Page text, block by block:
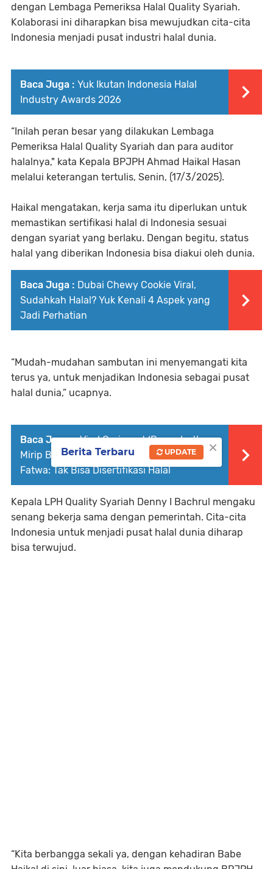
dengan Lembaga Pemeriksa Halal Quality Syariah.
Kolaborasi ini diharapkan bisa mewujudkan cita-cita
Indonesia menjadi pusat industri halal dunia.
Baca Juga : Yuk Ikutan Indonesia Halal
Industry Awards 2026
“Inilah peran besar yang dilakukan Lembaga
Pemeriksa Halal Quality Syariah dan para auditor
halalnya," kata Kepala BPJPH Ahmad Haikal Hasan
melalui keterangan tertulis, Senin, (17/3/2025).
Haikal mengatakan, kerja sama itu diperlukan untuk
memastikan sertifikasi halal di Indonesia sesuai
dengan syariat yang berlaku. Dengan begitu, status
halal yang diberikan Indonesia bisa diakui oleh dunia.
Baca Juga : Dubai Chewy Cookie Viral,
Sudahkah Halal? Yuk Kenali 4 Aspek yang
Jadi Perhatian
“Mudah-mudahan sambutan ini menyemangati kita
terus ya, untuk menjadikan Indonesia sebagai pusat
halal dunia,” ucapnya.
Baca Juga : Viral Croissant ‘Berambut’
Mirip Bulu Kemaluan, Ketua MUI Bidang
Fatwa: Tak Bisa Disertifikasi Halal
Kepala LPH Quality Syariah Denny I Bachrul mengaku
senang bekerja sama dengan pemerintah. Cita-cita
Indonesia untuk menjadi pusat halal dunia diharap
bisa terwujud.
“Kita berbangga sekali ya, dengan kehadiran Babe
×
Berita Terbaru UPDATE